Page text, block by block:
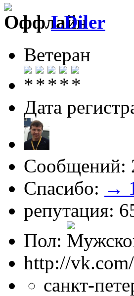
LDiler
Ветеран
Дата
Сообщений:
Спасибо: →
репутация:
Пол:
http://
санкт-